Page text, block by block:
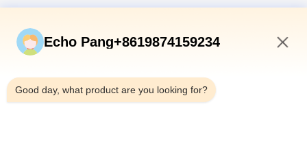
Vínculos Rápidos
Productos
Sobre Nosotros
Echo Pang+8619874159234
Good day, what product are you looking for?